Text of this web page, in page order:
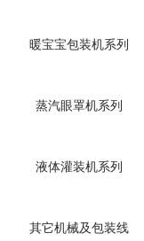
暖宝宝包装机系列
蒸汽眼罩机系列
液体灌装机系列
其它机械及包装线